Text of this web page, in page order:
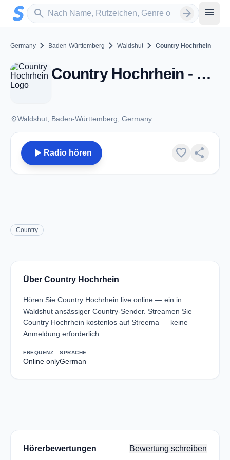
Zum Hauptinhalt springen
search
Sender suchen arrow_forward menu
Germany chevron_right Baden-Württemberg chevron_right Waldshut chevron_right Country Hochrhein
Country Hochrhein - Waldshut
placeWaldshut, Baden-Württemberg, Germany
play_arrow Radio hören favorite share
Country
Über Country Hochrhein
Hören Sie Country Hochrhein live online — ein in
Waldshut ansässiger Country-Sender. Streamen Sie
Country Hochrhein kostenlos auf Streema — keine
Anmeldung erforderlich.
FREQUENZ
Online only
SPRACHE
German
Hörerbewertungen Bewertung schreiben